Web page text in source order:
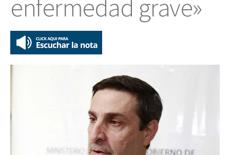
enfermedad grave»